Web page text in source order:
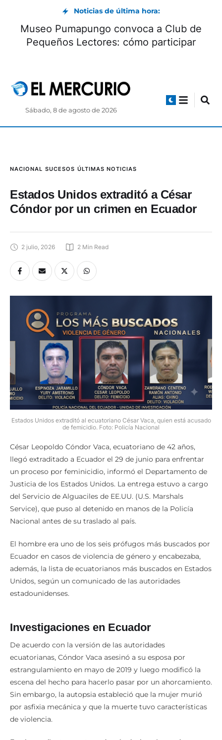
Noticias de última hora:
Museo Pumapungo convoca a Club de
Pequeños Lectores: cómo participar
Sábado, 8 de agosto de 2026
NACIONAL SUCESOS ÚLTIMAS NOTICIAS
Estados Unidos extraditó a César
Cóndor por un crimen en Ecuador
2 julio, 2026 2 Min Read
Estados Unidos extraditó al ecuatoriano César Vaca, quien está acusado
de femicidio. Foto: Policía Nacional
César Leopoldo Cóndor Vaca, ecuatoriano de 42 años,
llegó extraditado a Ecuador el 29 de junio para enfrentar
un proceso por feminicidio, informó el Departamento de
Justicia de los Estados Unidos. La entrega estuvo a cargo
del Servicio de Alguaciles de EE.UU. (U.S. Marshals
Service), que puso al detenido en manos de la Policía
Nacional antes de su traslado al país.
El hombre era uno de los seis prófugos más buscados por
Ecuador en casos de violencia de género y encabezaba,
además, la lista de ecuatorianos más buscados en Estados
Unidos, según un comunicado de las autoridades
estadounidenses.
Investigaciones en Ecuador
De acuerdo con la versión de las autoridades
ecuatorianas, Cóndor Vaca asesinó a su esposa por
estrangulamiento en mayo de 2019 y luego modificó la
escena del hecho para hacerlo pasar por un ahorcamiento.
Sin embargo, la autopsia estableció que la mujer murió
por asfixia mecánica y que la muerte tuvo características
de violencia.